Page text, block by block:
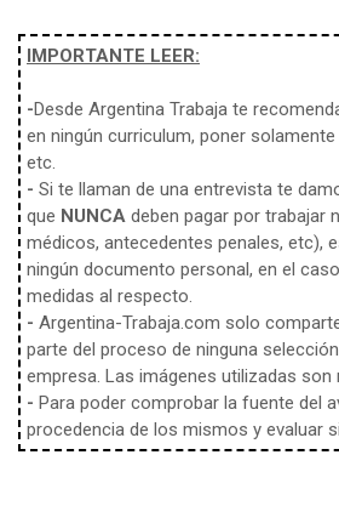
IMPORTANTE LEER:
-Desde Argentina Trabaja te
en ningún curriculum, poner
etc.
- Si te llaman de una entrevista te
que NUNCA deben pagar por trabajar
médicos, antecedentes penales, etc),
ningún documento personal, en el
medidas al respecto.
- Argentina-Trabaja.com solo
parte del proceso de ninguna
empresa. Las imágenes utilizadas
- Para poder comprobar la fuente del
procedencia de los mismos y evaluar